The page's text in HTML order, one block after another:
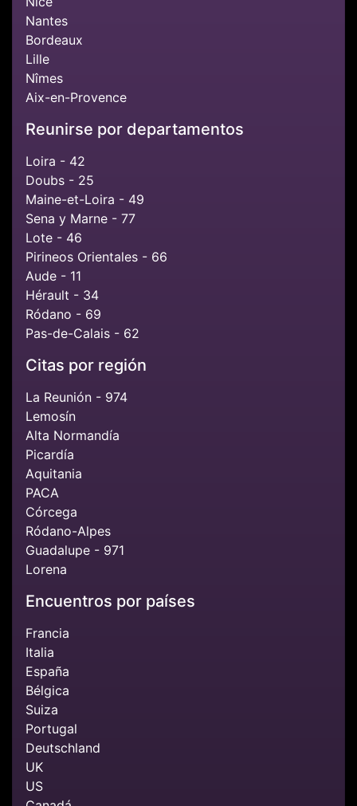
Nantes
Bordeaux
Lille
Nîmes
Aix-en-Provence
Reunirse por departamentos
Loira - 42
Doubs - 25
Maine-et-Loira - 49
Sena y Marne - 77
Lote - 46
Pirineos Orientales - 66
Aude - 11
Hérault - 34
Ródano - 69
Pas-de-Calais - 62
Citas por región
La Reunión - 974
Lemosín
Alta Normandía
Picardía
Aquitania
PACA
Córcega
Ródano-Alpes
Guadalupe - 971
Lorena
Encuentros por países
Francia
Italia
España
Bélgica
Suiza
Portugal
Deutschland
UK
US